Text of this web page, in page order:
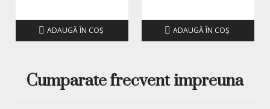
ADAUGĂ ÎN COŞ ADAUGĂ ÎN COŞ
Cumparate frecvent impreuna